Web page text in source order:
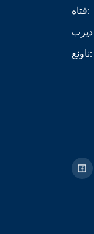
فتاه:
ناونع: